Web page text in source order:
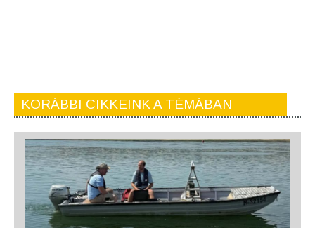
KORÁBBI CIKKEINK A TÉMÁBAN